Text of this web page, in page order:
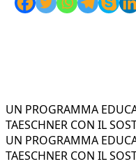
UN PROGRAMMA
TAESCHNER CON IL
UN PROGRAMMA
TAESCHNER CON IL